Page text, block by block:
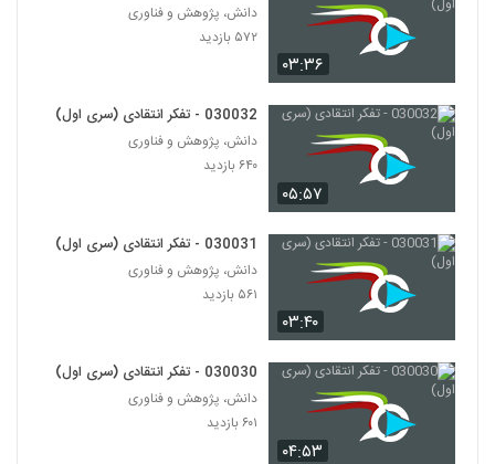
030039 - نظریه انتخاب عقلانی
۵۹۴ بازدید
030040 - نظریه انتخاب عقلانی
33
030041 - نظریه انتخاب عقلانی
۵۰۳ بازدید
030029 - تفکر انتقادی (سری اول)
۵۸۳ بازدید
030030 - تفکر انتقادی (سری اول)
۰۳:۳۶
دانش، پژوهش و فناوری
۵۷۲ بازدید
۰۵:۵۷
030032 - تفکر انتقادی (سری اول)
دانش، پژوهش و فناوری
۶۴۰ بازدید
۰۳:۴۰
030031 - تفکر انتقادی (سری اول)
دانش، پژوهش و فناوری
۵۶۱ بازدید
۰۴:۵۳
030030 - تفکر انتقادی (سری اول)
دانش، پژوهش و فناوری
۶۰۱ بازدید